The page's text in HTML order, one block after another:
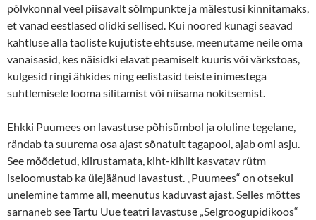
põlvkonnal veel piisavalt sõlmpunkte ja mälestusi kinnitamaks,
et vanad eestlased olidki sellised. Kui noored kunagi seavad
kahtluse alla taoliste kujutiste ehtsuse, meenutame neile oma
vanaisasid, kes näisidki elavat peamiselt kuuris või värkstoas,
kulgesid ringi ähkides ning eelistasid teiste inimestega
suhtlemisele looma silitamist või niisama nokitsemist.
Ehkki Puumees on lavastuse põhisümbol ja oluline tegelane,
rändab ta suurema osa ajast sõnatult tagapool, ajab omi asju.
See mõõdetud, kiirustamata, kiht-kihilt kasvatav rütm
iseloomustab ka ülejäänud lavastust. „Puumees“ on otsekui
unelemine tamme all, meenutus kaduvast ajast. Selles mõttes
sarnaneb see Tartu Uue teatri lavastuse „Selgroogupidikoos“